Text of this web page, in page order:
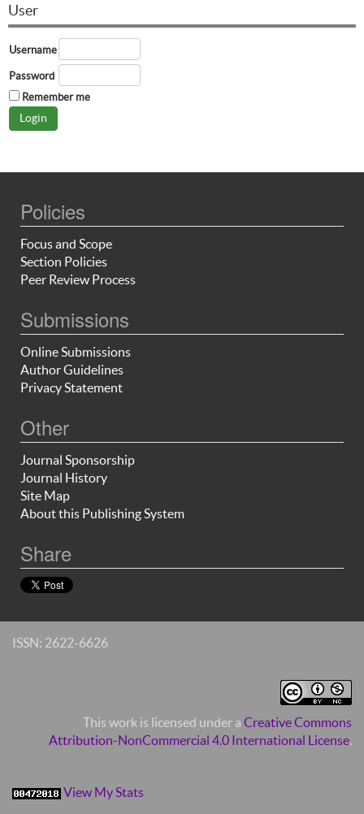
User
Username
Password
Remember me
Policies
Focus and Scope
Section Policies
Peer Review Process
Submissions
Online Submissions
Author Guidelines
Privacy Statement
Other
Journal Sponsorship
Journal History
Site Map
About this Publishing System
Share
ISSN: 2622-6626
This work is licensed under a Creative Commons
Attribution-NonCommercial 4.0 International License.
View My Stats